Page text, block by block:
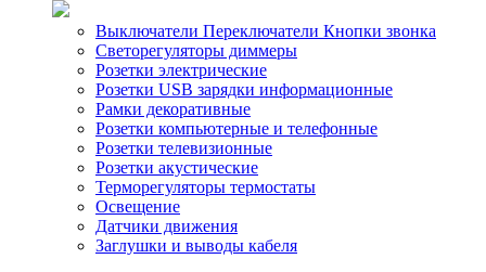
Выключатели Переключатели Кнопки звонка
Светорегуляторы диммеры
Розетки электрические
Розетки USB зарядки информационные
Рамки декоративные
Розетки компьютерные и телефонные
Розетки телевизионные
Розетки акустические
Терморегуляторы термостаты
Освещение
Датчики движения
Заглушки и выводы кабеля